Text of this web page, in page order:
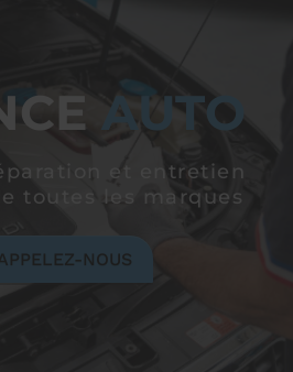
AUTO
et entretien
toutes les marques
NOUS